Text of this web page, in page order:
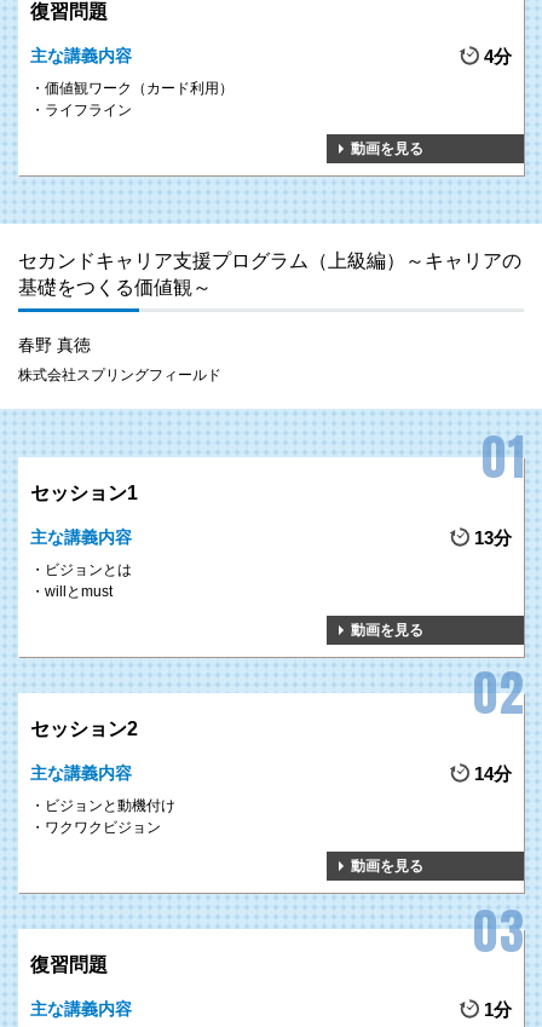
復習問題
主な講義内容 4分
価値観ワーク（カード利用）
ライフライン
動画を見る
セカンドキャリア支援プログラム（上級編）～キャリアの
基礎をつくる価値観～
春野 真徳
株式会社スプリングフィールド
セッション1
主な講義内容 13分
ビジョンとは
willとmust
動画を見る
セッション2
主な講義内容 14分
ビジョンと動機付け
ワクワクビジョン
動画を見る
復習問題
主な講義内容 1分